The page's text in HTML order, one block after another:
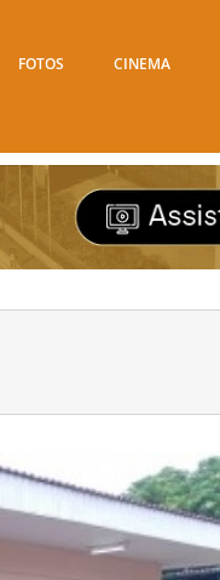
FOTOS CINEMA